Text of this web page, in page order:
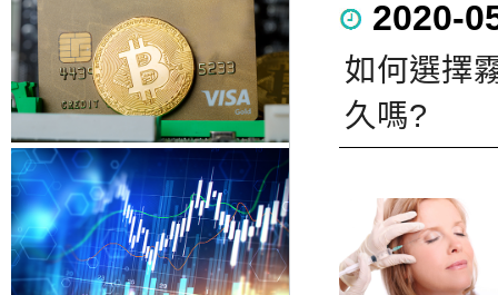
2020-
如何選擇
久嗎?